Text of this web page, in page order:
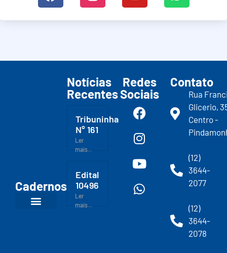
Cadernos
Notícias
Recentes
Tribuninha
N° 161
Ler
mais...
Edital
10496
Ler
mais...
Redes
Sociais
Contato
Rua
Glicerio,
Centro -
(12)
3644-
2077
(12)
3644-
2078